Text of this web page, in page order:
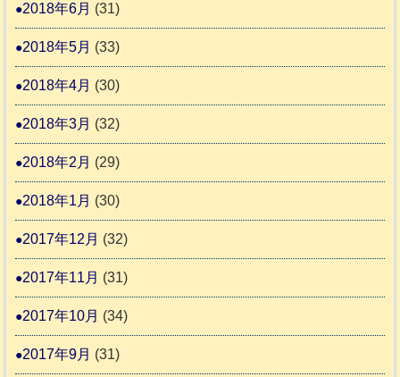
2018年6月 (31)
2018年5月 (33)
2018年4月 (30)
2018年3月 (32)
2018年2月 (29)
2018年1月 (30)
2017年12月 (32)
2017年11月 (31)
2017年10月 (34)
2017年9月 (31)